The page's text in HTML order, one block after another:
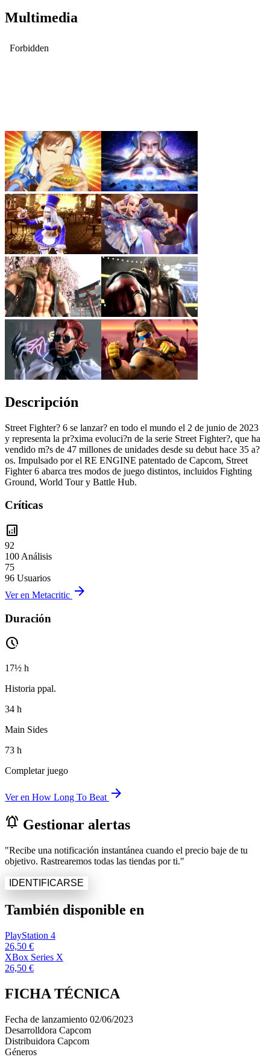
Multimedia
Descripción
Street Fighter? 6 se lanzar? en todo el mundo el 2 de junio de 2023
y representa la pr?xima evoluci?n de la serie Street Fighter?, que ha
vendido m?s de 47 millones de unidades desde su debut hace 35 a?
os. Impulsado por el RE ENGINE patentado de Capcom, Street
Fighter 6 abarca tres modos de juego distintos, incluidos Fighting
Ground, World Tour y Battle Hub.
Críticas
analytics
92
100 Análisis
75
96 Usuarios
Ver en Metacritic arrow_forward
Duración
pace
17½ h
Historia ppal.
34 h
Main Sides
73 h
Completar juego
Ver en How Long To Beat arrow_forward
notifications_active Gestionar alertas
"Recibe una notificación instantánea cuando el precio baje de tu
objetivo. Rastrearemos todas las tiendas por ti."
IDENTIFICARSE
También disponible en
PlayStation 4
26,50 €
XBox Series X
26,50 €
FICHA TÉCNICA
Fecha de lanzamiento 02/06/2023
Desarrolldora Capcom
Distribuidora Capcom
Géneros